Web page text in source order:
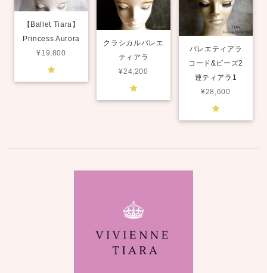
【Ballet Tiara】
Princess Aurora
¥19,800
クラシカルバレエ
ティアラ
¥24,200
バレエティアラ
コード&ビーズ2
連ティアラ1
¥28,600